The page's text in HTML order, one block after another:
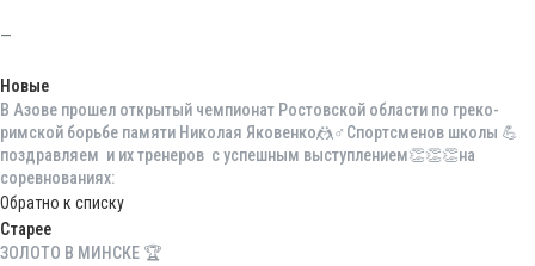
—
Новые
В Азове прошел открытый чемпионат Ростовской области по греко-
римской борьбе памяти Николая Яковенко🤼♂️Спортсменов школы 💪
поздравляем и их тренеров с успешным выступлением👏👏👏на
соревнованиях:
Обратно к списку
Старее
ЗОЛОТО В МИНСКЕ 🏆